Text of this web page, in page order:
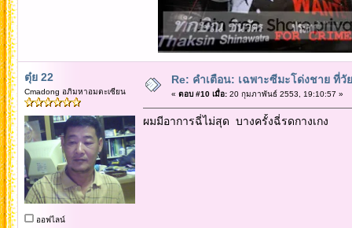
ตุ๋ย 22
Cmadong อภิมหาอมตะเซียน
ออฟไลน์
Re: คำเตือน: เฉพาะซีมะโด่งชาย ที่
« ตอบ #10 เมื่อ:20 กุมภาพันธ์ 2553, 19:10:57 »
ผมมีอาการฉี่ไม่สุด บางครั้งฉี่รดกางเกง